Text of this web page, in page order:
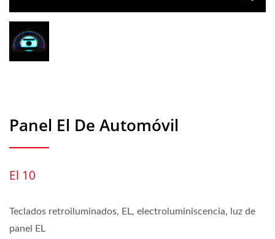
Panel El De Automóvil
El 10
Teclados retroiluminados, EL, electroluminiscencia, luz de
panel EL